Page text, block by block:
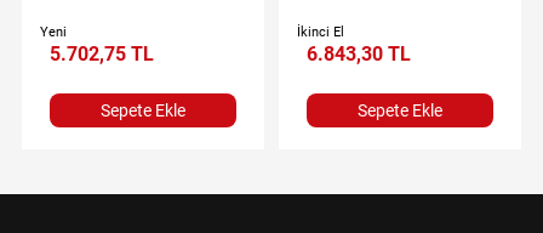
Yeni
5.702,75 TL
Sepete Ekle
İkinci El
6.843,30 TL
Sepete Ekle